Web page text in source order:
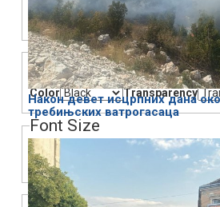
Color Transparency
Window
Color Transparency
Font Size
Text Edge Style
Након девет исцрпних дана
требињских ватрогасаца